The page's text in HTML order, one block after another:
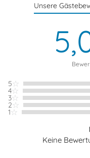
Unsere
5
4
3
2
1
Keine